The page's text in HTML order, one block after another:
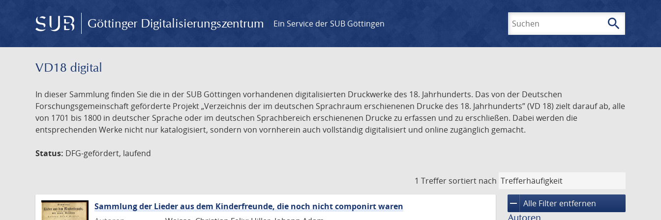
Göttinger Digitalisierungszentrum Ein Service der SUB Göttingen search
VD18 digital
In dieser Sammlung finden Sie die in der SUB Göttingen vorhandenen digitalisierten Druckwerke des 18. Jahrhunderts. Das von der Deutschen
Forschungsgemeinschaft geförderte Projekt „Verzeichnis der im deutschen Sprachraum erschienenen Drucke des 18. Jahrhunderts” (VD 18) zielt darauf ab, alle
von 1701 bis 1800 in deutscher Sprache oder im deutschen Sprachbereich erschienenen Drucke zu erfassen und zu erschließen. Dabei werden die
entsprechenden Werke nicht nur katalogisiert, sondern von vornherein auch vollständig digitalisiert und online zugänglich gemacht.
Status: DFG-gefördert, laufend
1 Treffer sortiert nach
remove Alle Filter entfernen
Sammlung der Lieder aus dem Kinderfreunde, die noch nicht componirt waren